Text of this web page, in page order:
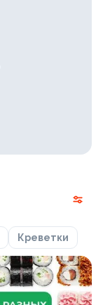
Креветки